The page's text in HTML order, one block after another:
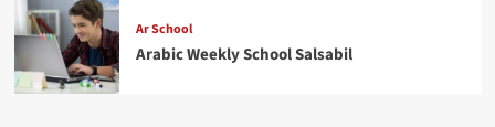
Ar School
Arabic Weekly School Salsabil